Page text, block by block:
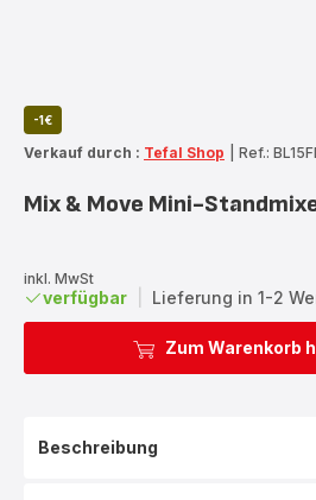
-1€
Verkauf durch : Tefal Shop Ref.:
Mix & Move Mini-
inkl. MwSt
verfügbar Lieferung in 1-2
Zum Warenkorb
Beschreibung